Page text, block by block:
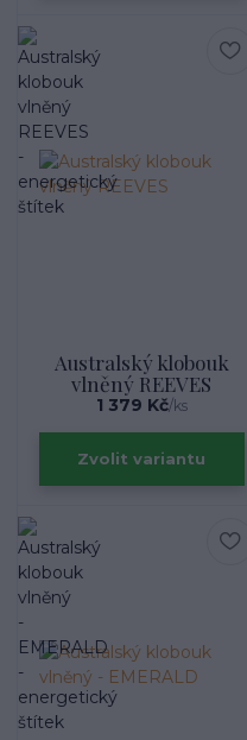
Australský klobouk
vlněný REEVES
1 379 Kč/ks
Zvolit variantu